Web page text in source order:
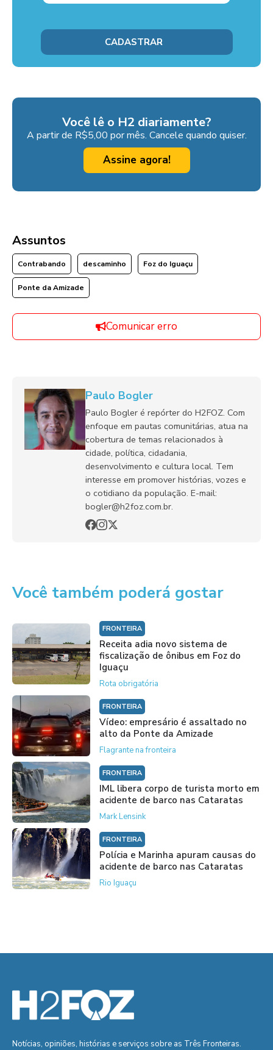
Você lê o H2 diariamente?
A partir de R$5,00 por mês. Cancele quando quiser.
Assine agora!
Assuntos
Contrabando descaminho Foz do Iguaçu
Ponte da Amizade
Comunicar erro
Paulo Bogler
Paulo Bogler é repórter do H2FOZ. Com
enfoque em pautas comunitárias, atua na
cobertura de temas relacionados à
cidade, política, cidadania,
desenvolvimento e cultura local. Tem
interesse em promover histórias, vozes e
o cotidiano da população. E-mail:
bogler@h2foz.com.br.
Você também poderá gostar
FRONTEIRA
Receita adia novo sistema de
fiscalização de ônibus em Foz do
Iguaçu
Rota obrigatória
FRONTEIRA
Vídeo: empresário é assaltado no
alto da Ponte da Amizade
Flagrante na fronteira
FRONTEIRA
IML libera corpo de turista morto em
acidente de barco nas Cataratas
Mark Lensink
FRONTEIRA
Polícia e Marinha apuram causas do
acidente de barco nas Cataratas
Rio Iguaçu
Notícias, opiniões, histórias e serviços sobre as Três Fronteiras.